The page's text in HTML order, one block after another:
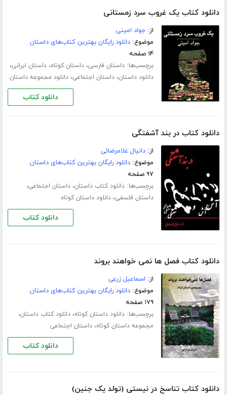
دانلود کتاب یک غروب سرد زمستانی
از:جواد امینی
موضوع:دانلود رایگان بهترین کتاب‌های داستان
۱۴ صفحه
برچسب‌ها:داستان فارسی،داستان کوتاه،داستان ایرانی،
دانلود داستان،داستان اجتماعی،دانلود مجموعه داستان
دانلود کتاب
دانلود کتاب در بند آشفتگی
از:دانیال غلامرضائی
موضوع:دانلود رایگان بهترین کتاب‌های داستان
۹۷ صفحه
برچسب‌ها:دانلود کتاب داستان،داستان اجتماعی،
داستان فلسفی،دانلود داستان کوتاه
دانلود کتاب
دانلود کتاب فصل ها نمی خواهند بروند
از: اسماعیل زرعی
موضوع:دانلود رایگان بهترین کتاب‌های داستان
۱۷۹ صفحه
برچسب‌ها:دانلود داستان کوتاه،دانلود کتاب داستان،
مجموعه داستان کوتاه،داستان اجتماعی
دانلود کتاب
دانلود کتاب تناسخ در نیستی (تولد یک جنین)